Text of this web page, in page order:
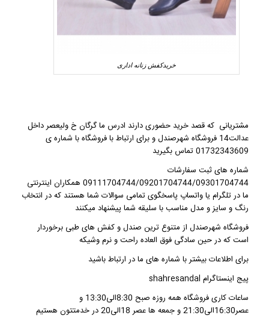
خریدکفش زنانه اداری
مشتریانی که قصد خرید حضوری دارند ادرس ما گرگان خ ولیعصر داخل
عدالت14 فروشگاه شهرصندل و برای ارتباط با فروشگاه با شماره ی
01732343609 تماس بگیرید
شماره های ثبت سفارشات
09111704744/09201704744/09301704744 همکاران اینترنتی
ما در تلگرام یا واتساپ پاسخگوی تمامی سوالات شما هستند که در انتخاب
رنگ و سایز و مدل مناسب با سلیقه شما پیشنهاد میکنند
فروشگاه شهرصندلاز متنوع ترینصندل و کفش های طبی برخوردار
است که در حین سادگی فوق العاده راحت و نرم وشیکه
برای اطلاعات بیشتر با شماره های ما در ارتباط باشید
پیج اینستاگرام shahresandal
ساعات کاری فروشگاه همه روزه صبح 8:30الی13:30 و
عصر16:30الی21:30 و جمعه ها عصر 18الی20 در خدمتتون هستیم